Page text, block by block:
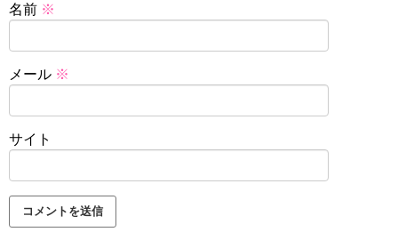
名前 ※
メール ※
サイト